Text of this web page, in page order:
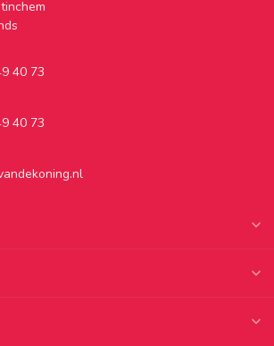
40 73
40 73